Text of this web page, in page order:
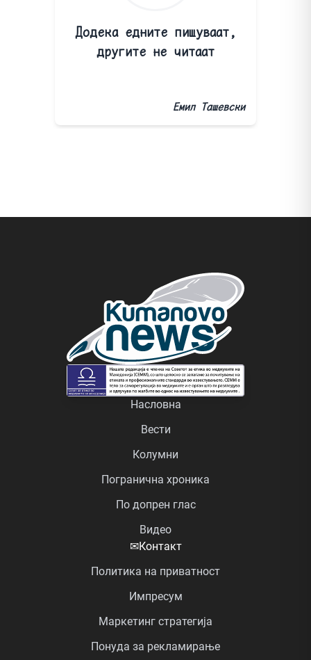
Додека едните пишуваат,
другите не читаат
Емил Ташевски
Насловна
Вести
Колумни
Погранична хроника
По допрен глас
Видео
✉Контакт
Политика на приватност
Импресум
Маркетинг стратегија
Понуда за рекламирање